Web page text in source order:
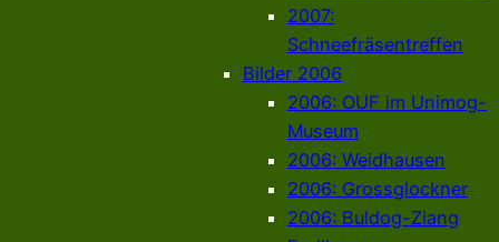
2007:
Schneefräsentreffen
Bilder 2006
2006: OUF im Unimog-
Museum
2006: Weidhausen
2006: Grossglockner
2006: Buldog-Ziang